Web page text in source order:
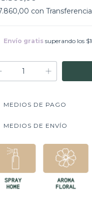
con
Envío gratis superando los
MEDIOS DE PAGO
MEDIOS DE ENVÍO